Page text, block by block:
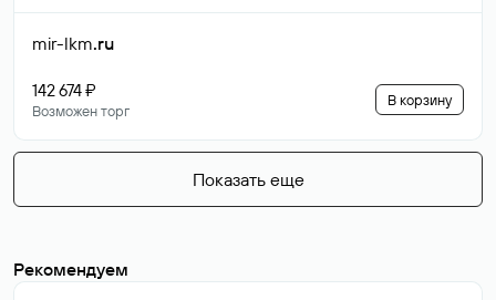
mir-lkm.ru
142 674 ₽
Возможен торг
В корзину
Показать еще
Рекомендуем